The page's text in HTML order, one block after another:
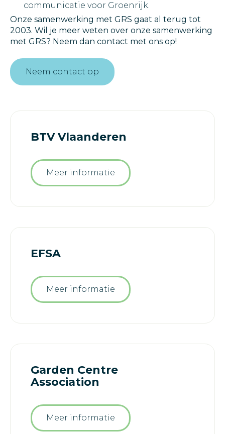
communicatie voor Groenrijk.
Onze samenwerking met GRS gaat al terug tot
2003. Wil je meer weten over onze samenwerking
met GRS? Neem dan contact met ons op!
Neem contact op
BTV Vlaanderen
Meer informatie
EFSA
Meer informatie
Garden Centre
Association
Meer informatie